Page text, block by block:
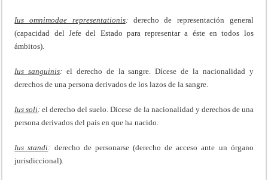
Ius omnimodae representationis: derecho de representación general
(capacidad del Jefe del Estado para representar a éste en todos los
ámbitos).
Ius sanguinis: el derecho de la sangre. Dícese de la nacionalidad y
derechos de una persona derivados de los lazos de la sangre.
Ius soli :el derecho del suelo. Dícese de la nacionalidad y derechos de una
persona derivados del país en que ha nacido.
Ius standi : derecho de personarse (derecho de acceso ante un órgano
jurisdiccional).